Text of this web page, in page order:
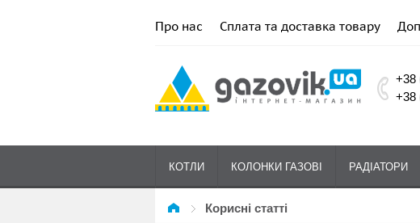
Про нас Сплата та доставка товару
+38
+38
КОТЛИ КОЛОНКИ ГАЗОВІ РАДІАТОРИ
Корисні статті